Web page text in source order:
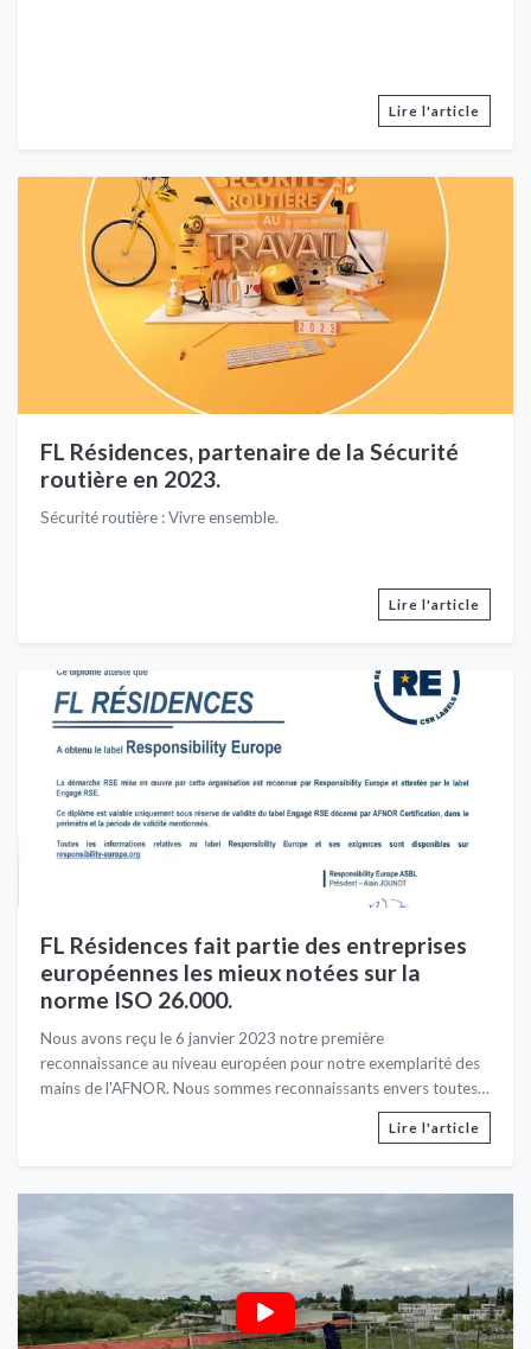
Lire l'article
FL Résidences, partenaire de la Sécurité
routière en 2023.
Sécurité routière : Vivre ensemble.
Lire l'article
FL Résidences fait partie des entreprises
européennes les mieux notées sur la
norme ISO 26.000.
Nous avons reçu le 6 janvier 2023 notre première
reconnaissance au niveau européen pour notre exemplarité des
mains de l'AFNOR. Nous sommes reconnaissants envers toutes
nos parties prenantes pour nous avoir permis d'atteindre les plus
hauts critères liés à la Responsabilité Sociétale des Entreprises.
Lire l'article